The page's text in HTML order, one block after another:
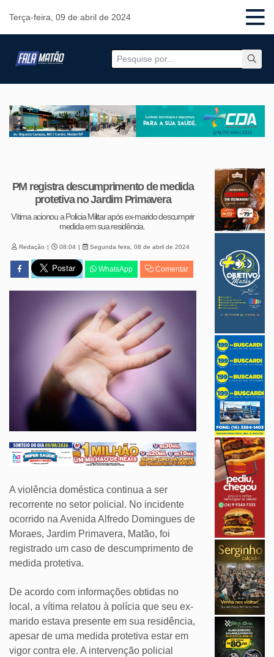
Terça-feira, 09 de abril de 2024
PM registra descumprimento de medida
protetiva no Jardim Primavera
Vítima acionou a Polícia Militar após ex-marido descumprir
medida em sua residência.
Redação 08:04 Segunda feira, 08 de abril de 2024
WhatsApp Comentar
A violência doméstica continua a ser
recorrente no setor policial. No incidente
ocorrido na Avenida Alfredo Domingues de
Moraes, Jardim Primavera, Matão, foi
registrado um caso de descumprimento de
medida protetiva.
De acordo com informações obtidas no
local, a vítima relatou à polícia que seu ex-
marido estava presente em sua residência,
apesar de uma medida protetiva estar em
vigor contra ele. A intervenção policial